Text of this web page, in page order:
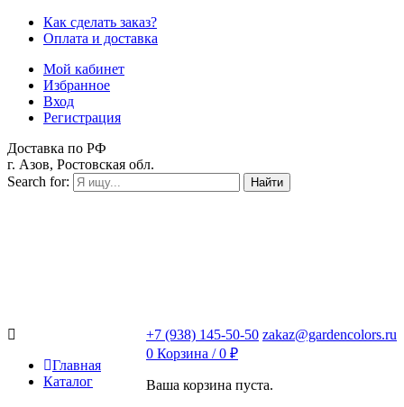
Как сделать заказ?
Оплата и доставка
Мой кабинет
Избранное
Вход
Регистрация
Доставка по РФ
г. Азов, Ростовская обл.
Search for:
Найти
+7 (938) 145-50-50 zakaz@gardencolors.ru
0 Корзина /0 ₽
Ваша корзина пуста.
Главная
Каталог